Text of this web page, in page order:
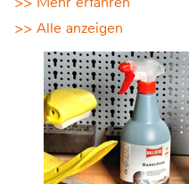
>> Alle anzeigen